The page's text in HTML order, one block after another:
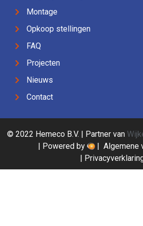
Montage
Opkoop stellingen
FAQ
Projecten
Nieuws
Contact
© 2022 Hemeco B.V. | Partner van
| Powered by
| Algemene
|